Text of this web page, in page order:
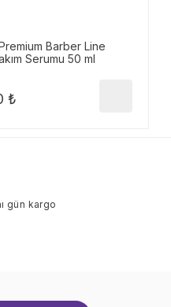
Barber Line
Serumu 50 ml
₺
gün kargo